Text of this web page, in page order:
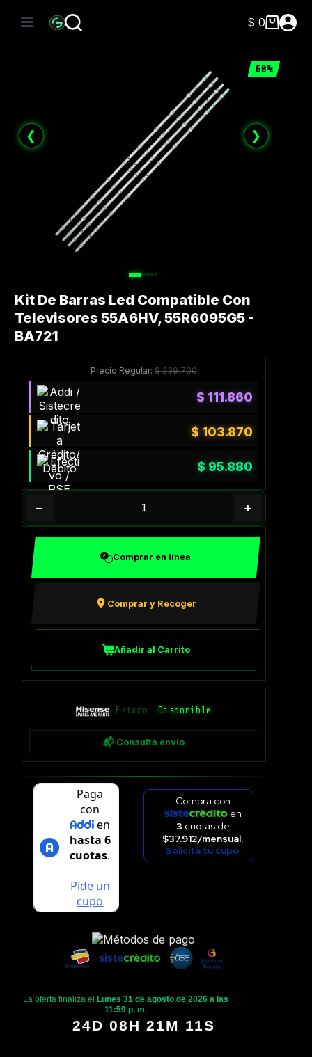
Carro
$ 0
60%
❮ ❯
Kit De Barras Led Compatible Con
Televisores 55A6HV, 55R6095G5 -
BA721
Precio Regular:$239.700
$ 111.860
$ 103.870
$ 95.880
− +
Comprar en línea
Comprar y Recoger
Añadir al Carrito
Estado: Disponible
📬 Consulta envío
Compra con
en
3 cuotas de
$37.912/mensual.
Solicita tu cupo.
La oferta finaliza el
Lunes 31 de agosto de 2026 a las
11:59 p. m.
24D 08H 21M 11S